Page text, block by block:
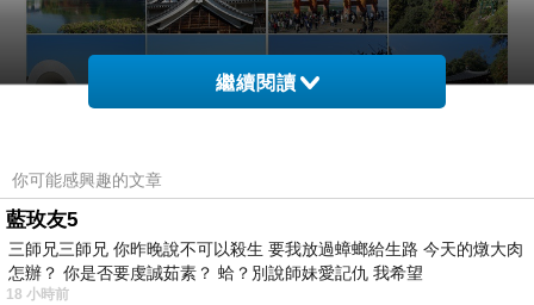
一、行程規劃
Day1：台灣-北九州空港-小倉-門司港：搭乘星悅
航空抵達北九州空港，因為要去門司港住，所以
繼續閱讀
你可能感興趣的文章
藍玫友5
三師兄三師兄 你昨晚說不可以殺生 要我放過蟑螂給生路 今天的燉大肉
怎辦？ 你是否要虔誠茹素？ 蛤？別說師妹愛記仇 我希望
18 小時前